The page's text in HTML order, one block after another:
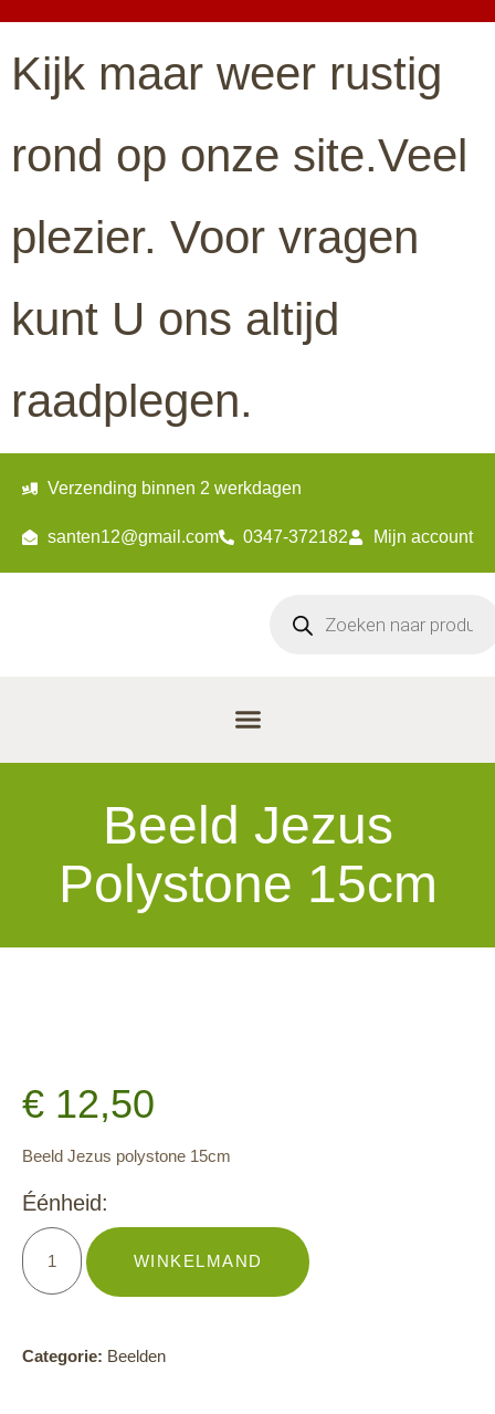
Kijk maar weer rustig
rond op onze site.Veel
plezier. Voor vragen
kunt U ons altijd
raadplegen.
Verzending binnen 2 werkdagen
santen12@gmail.com 0347-372182 Mijn account
Beeld Jezus
Polystone 15cm
€ 12,50
Beeld Jezus polystone 15cm
Éénheid:
WINKELMAND
Categorie: Beelden